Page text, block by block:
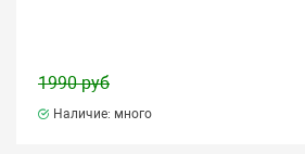
1990 руб
Наличие: много